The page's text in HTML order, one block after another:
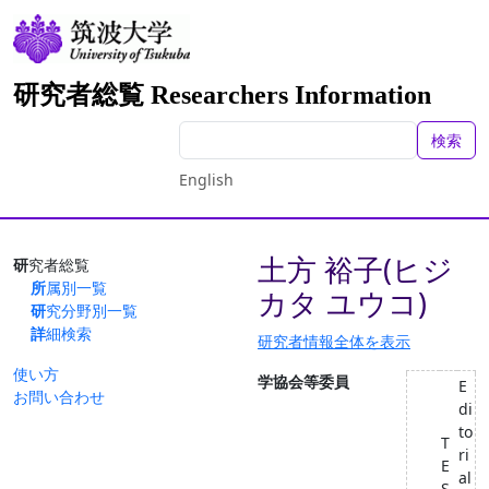
研究者総覧 Researchers Information
検索
English
研究者総覧
所属別一覧
研究分野別一覧
詳細検索
使い方
お問い合わせ
土方 裕子(ヒジ
カタ ユウコ)
研究者情報全体を表示
学協会等委員
T
E
E
di
to
ri
al